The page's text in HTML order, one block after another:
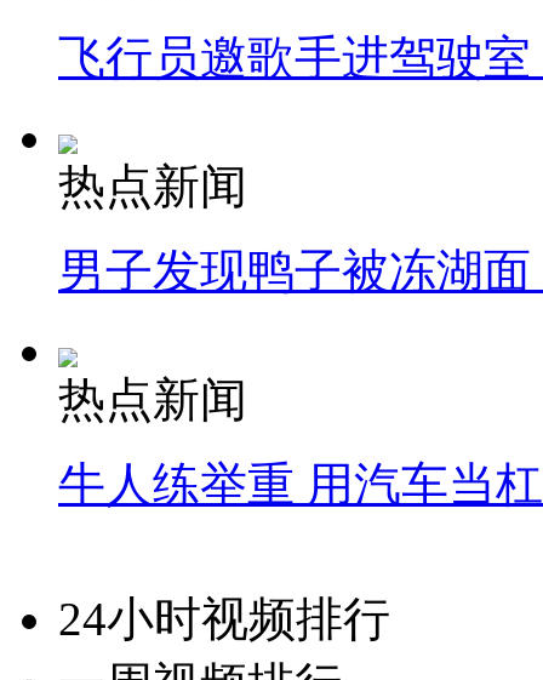
飞行员邀歌手进驾驶
热点新闻
男子发现鸭子被冻湖
热点新闻
牛人练举重 用汽车当
24小时视频排行